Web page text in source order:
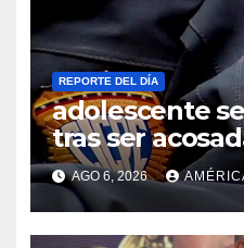
REPORTE DEL DÍA
adolescente
tras ser
por la pareja
AGO 6, 2026